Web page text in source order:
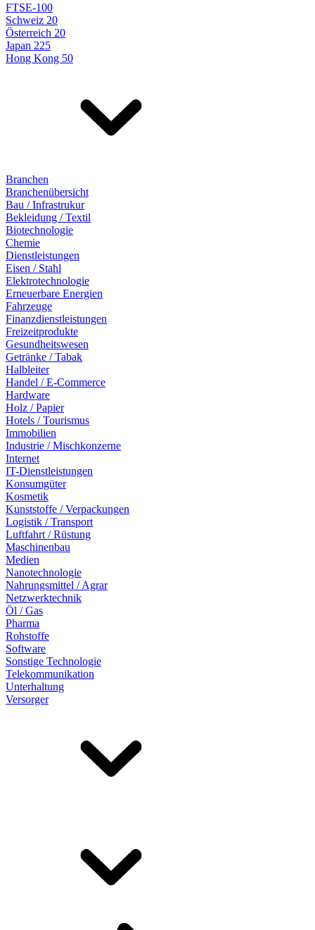
FTSE-100
Schweiz 20
Österreich 20
Japan 225
Hong Kong 50
Branchen
Branchenübersicht
Bau / Infrastrukur
Bekleidung / Textil
Biotechnologie
Chemie
Dienstleistungen
Eisen / Stahl
Elektrotechnologie
Erneuerbare Energien
Fahrzeuge
Finanzdienstleistungen
Freizeitprodukte
Gesundheitswesen
Getränke / Tabak
Halbleiter
Handel / E-Commerce
Hardware
Holz / Papier
Hotels / Tourismus
Immobilien
Industrie / Mischkonzerne
Internet
IT-Dienstleistungen
Konsumgüter
Kosmetik
Kunststoffe / Verpackungen
Logistik / Transport
Luftfahrt / Rüstung
Maschinenbau
Medien
Nanotechnologie
Nahrungsmittel / Agrar
Netzwerktechnik
Öl / Gas
Pharma
Rohstoffe
Software
Sonstige Technologie
Telekommunikation
Unterhaltung
Versorger